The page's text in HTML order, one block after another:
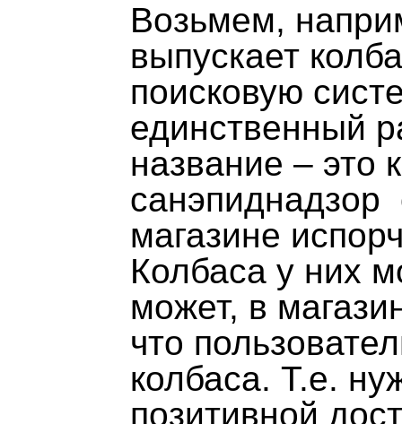
Возьмем,
выпускает
поисковую
единственный
название – это
санэпиднадзор
магазине
Колбаса у них
может, в
что
колбаса. Т.е.
позитивной